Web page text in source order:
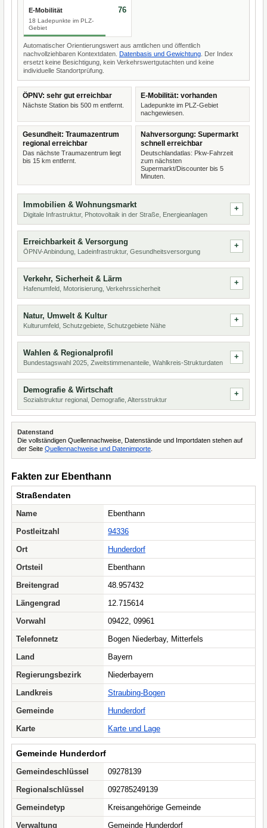
E-Mobilität
18 Ladepunkte im PLZ-
Gebiet
76
Automatischer Orientierungswert aus amtlichen und öffentlich
nachvollziehbaren Kontextdaten. Datenbasis und Gewichtung . Der Index
ersetzt keine Besichtigung, kein Verkehrswertgutachten und keine
individuelle Standortprüfung.
ÖPNV: sehr gut erreichbar
Nächste Station bis 500 m entfernt.
E-Mobilität: vorhanden
Ladepunkte im PLZ-Gebiet
nachgewiesen.
Gesundheit: Traumazentrum
regional erreichbar
Das nächste Traumazentrum liegt
bis 15 km entfernt.
Nahversorgung: Supermarkt
schnell erreichbar
Deutschlandatlas: Pkw-Fahrzeit
zum nächsten
Supermarkt/Discounter bis 5
Minuten.
Immobilien & Wohnungsmarkt
Digitale Infrastruktur, Photovoltaik in der Straße, Energieanlagen
Erreichbarkeit & Versorgung
ÖPNV-Anbindung, Ladeinfrastruktur, Gesundheitsversorgung
Verkehr, Sicherheit & Lärm
Hafenumfeld, Motorisierung, Verkehrssicherheit
Natur, Umwelt & Kultur
Kulturumfeld, Schutzgebiete, Schutzgebiete Nähe
Wahlen & Regionalprofil
Bundestagswahl 2025, Zweitstimmenanteile, Wahlkreis-Strukturdaten
Demografie & Wirtschaft
Sozialstruktur regional, Demografie, Altersstruktur
Datenstand
Die vollständigen Quellennachweise, Datenstände und Importdaten stehen auf
der Seite Quellennachweise und Datenimporte
Fakten zur Ebenthann
Straßendaten
Name
Ebenthann
Postleitzahl
94336
Ort
Hunderdorf
Ortsteil
Ebenthann
Breitengrad
48.957432
Längengrad
12.715614
Vorwahl
09422, 09961
Telefonnetz
Bogen Niederbay, Mitterfels
Land
Bayern
Regierungsbezirk
Niederbayern
Landkreis
Straubing-Bogen
Gemeinde
Hunderdorf
Karte
Karte und Lage
Gemeinde Hunderdorf
Gemeindeschlüssel
09278139
Regionalschlüssel
092785249139
Gemeindetyp
Kreisangehörige Gemeinde
Verwaltung
Gemeinde Hunderdorf